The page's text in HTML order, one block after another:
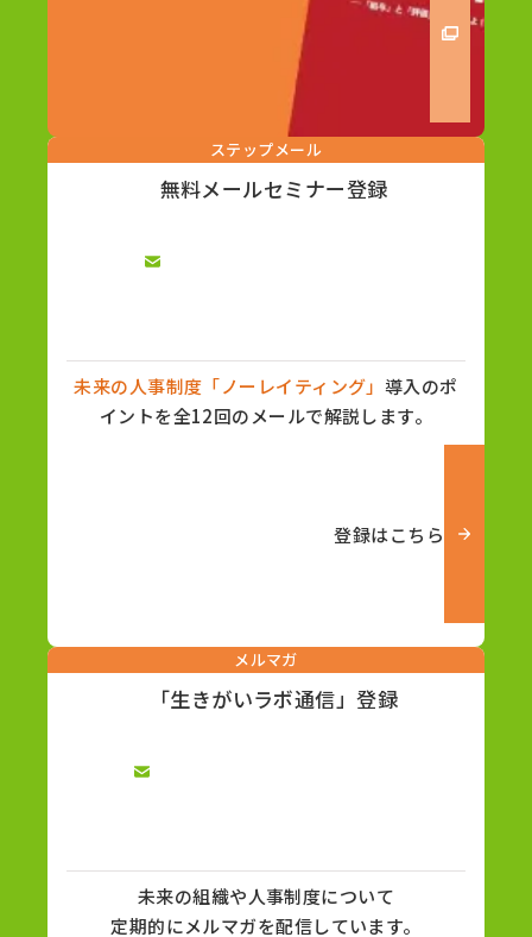
ステップメール
無料メールセミナー登録
未来の人事制度「ノーレイティング」 導入のポ
イントを全12回のメールで解説します。
登録はこちら
メルマガ
「生きがいラボ通信」登録
未来の組織や人事制度について
定期的にメルマガを配信しています。